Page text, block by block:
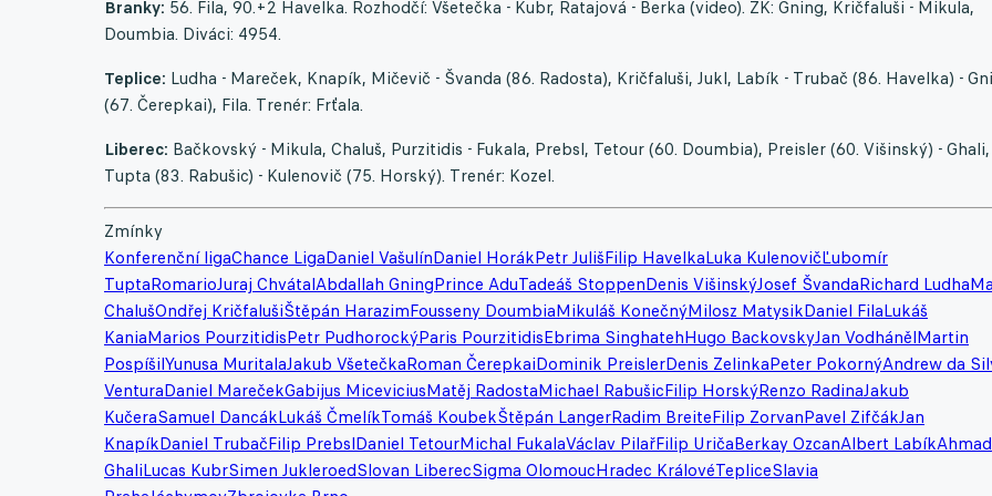
Branky: 56. Fila, 90.+2 Havelka. Rozhodčí: Všetečka - Kubr, Ratajová - Berka (video). ŽK: Gning, Kričfaluši - Mikula,
Doumbia. Diváci: 4954.
Teplice: Ludha - Mareček, Knapík, Mičevič - Švanda (86. Radosta), Kričfaluši, Jukl, Labík - Trubač (86. Havelka) -
(67. Čerepkai), Fila. Trenér: Frťala.
Liberec: Bačkovský - Mikula, Chaluš, Purzitidis - Fukala, Prebsl, Tetour (60. Doumbia), Preisler (60. Višinský) - Ghali,
Tupta (83. Rabušic) - Kulenovič (75. Horský). Trenér: Kozel.
Zmínky
Konferenční ligaChance LigaDaniel VašulínDaniel HorákPetr JulišFilip HavelkaLuka KulenovičĽubomír
TuptaRomarioJuraj ChvátalAbdallah GningPrince AduTadeáš StoppenDenis VišinskýJosef ŠvandaRichard Ludha
ChalušOndřej KričfalušiŠtěpán HarazimFousseny DoumbiaMikuláš KonečnýMilosz MatysikDaniel FilaLukáš
KaniaMarios PourzitidisPetr PudhorockýParis PourzitidisEbrima SinghatehHugo BackovskyJan VodhánělMartin
PospíšilYunusa MuritalaJakub VšetečkaRoman ČerepkaiDominik PreislerDenis ZelinkaPeter PokornýAndrew da
VenturaDaniel MarečekGabijus MiceviciusMatěj RadostaMichael RabušicFilip HorskýRenzo RadinaJakub
KučeraSamuel DancákLukáš ČmelíkTomáš KoubekŠtěpán LangerRadim BreiteFilip ZorvanPavel ZifčákJan
KnapíkDaniel TrubačFilip PrebslDaniel TetourMichal FukalaVáclav PilařFilip UričaBerkay OzcanAlbert LabíkAhmad
GhaliLucas KubrSimen JukleroedSlovan LiberecSigma OlomoucHradec KrálovéTepliceSlavia